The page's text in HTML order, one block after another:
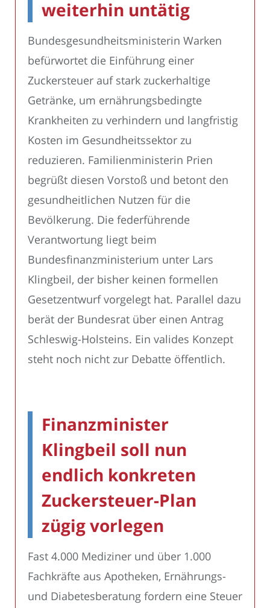
weiterhin untätig
Bundesgesundheitsministerin Warken
befürwortet die Einführung einer
Zuckersteuer auf stark zuckerhaltige
Getränke, um ernährungsbedingte
Krankheiten zu verhindern und langfristig
Kosten im Gesundheitssektor zu
reduzieren. Familienministerin Prien
begrüßt diesen Vorstoß und betont den
gesundheitlichen Nutzen für die
Bevölkerung. Die federführende
Verantwortung liegt beim
Bundesfinanzministerium unter Lars
Klingbeil, der bisher keinen formellen
Gesetzentwurf vorgelegt hat. Parallel dazu
berät der Bundesrat über einen Antrag
Schleswig-Holsteins. Ein valides Konzept
steht noch nicht zur Debatte öffentlich.
Finanzminister
Klingbeil soll nun
endlich konkreten
Zuckersteuer-Plan
zügig vorlegen
Fast 4.000 Mediziner und über 1.000
Fachkräfte aus Apotheken, Ernährungs-
und Diabetesberatung fordern eine Steuer